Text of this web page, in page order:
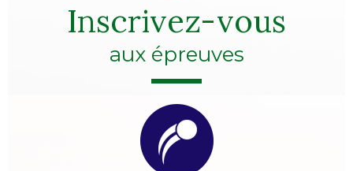
Inscrivez-vous
aux épreuves